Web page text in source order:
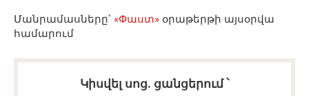
Մանրամասները՝ «Փաստ» օրաթերթի այսօրվա
համարում
Կիսվել սոց․ ցանցերում ՝